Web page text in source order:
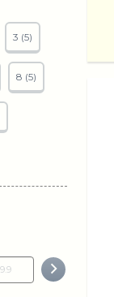
3 (5)
8 (5)